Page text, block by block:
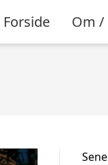
Forside Om